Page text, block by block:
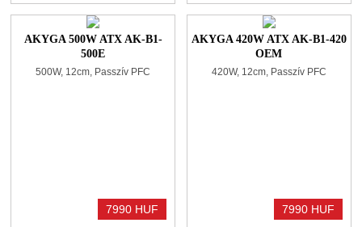
AKYGA 500W ATX AK-B1-
500E
500W, 12cm, Passzív PFC
7990 HUF
AKYGA 420W ATX AK-B1-420
OEM
420W, 12cm, Passzív PFC
7990 HUF